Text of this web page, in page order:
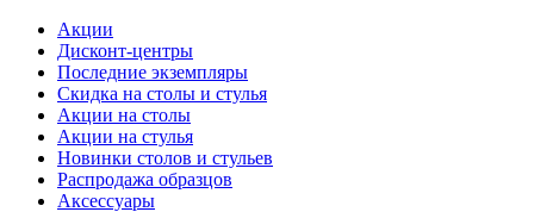
Акции
Дисконт-центры
Последние экземпляры
Скидка на столы и стулья
Акции на столы
Акции на стулья
Новинки столов и стульев
Распродажа образцов
Аксессуары